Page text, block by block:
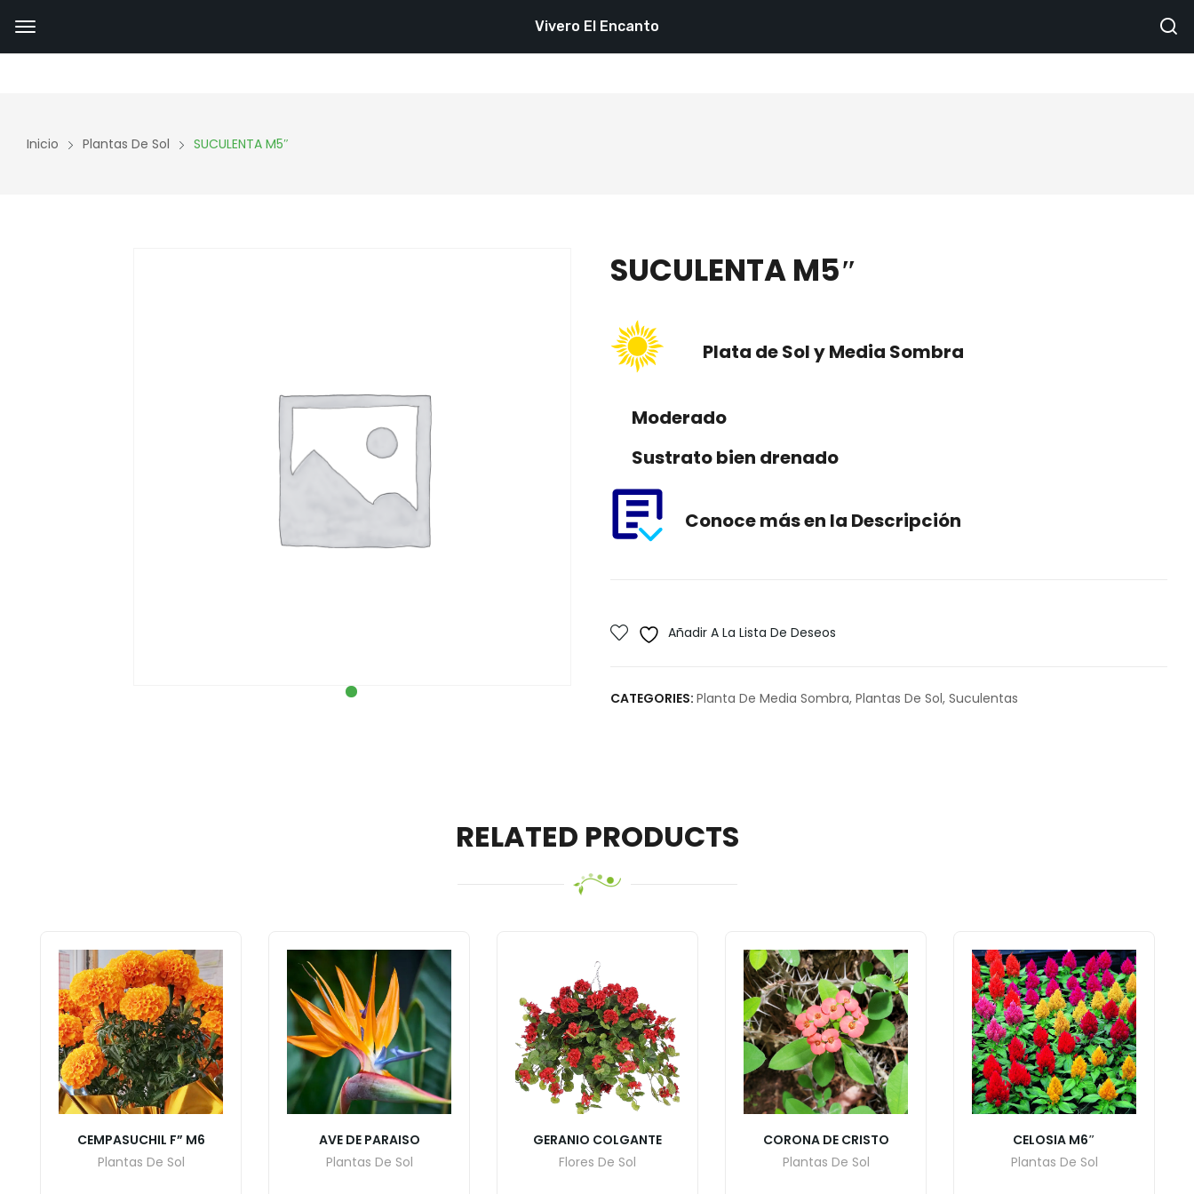
Inicio Plantas De Sol SUCULENTA M5″
SUCULENTA M5″
Plata de Sol y Media Sombra
Moderado
Sustrato bien drenado
Conoce más en la Descripción
Añadir A La Lista De Deseos
CATEGORIES: Planta De Media Sombra, Plantas De Sol, Suculentas
RELATED PRODUCTS
CEMPASUCHIL F” M6
Plantas De Sol
AVE DE PARAISO
Plantas De Sol
GERANIO COLGANTE
Flores De Sol
CORONA DE CRISTO
Plantas De Sol
CELOSIA M6″
Plantas De Sol
Vivero El Encanto